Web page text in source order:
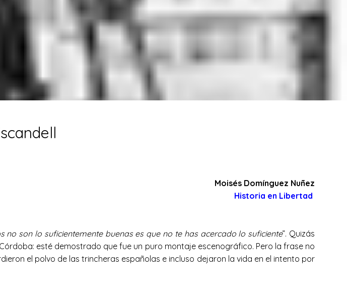
Moisés Domínguez Nuñez
Historia en Libertad
no son lo suficientemente buenas es que no te has acercado lo suficiente”. Quizás
esté demostrado que fue un puro montaje escenográfico. Pero la frase no
el polvo de las trincheras españolas e incluso dejaron la vida en el intento por